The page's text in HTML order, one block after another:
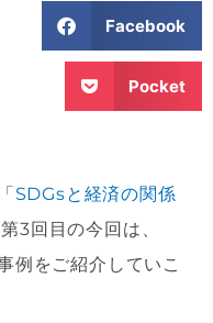
Facebook
Pocket
SDGsと経済の関係
3回目の今回は、
例をご紹介していこ